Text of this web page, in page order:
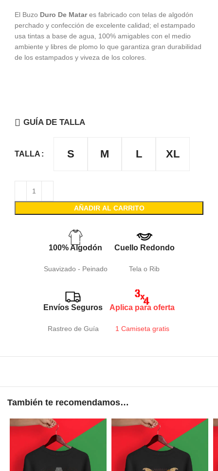
El Buzo Duro De Matares fabricado con telas de algodón
perchado y confección de excelente calidad; el estampado
usa tintas a base de agua, 100% amigables con el medio
ambiente y libres de plomo lo que garantiza gran durabilidad
de los estampados y viveza de los colores.
GUÍA DE TALLA
TALLA S M L XL
AÑADIR AL CARRITO
100% Algodón
Suavizado - Peinado
Cuello Redondo
Tela o Rib
Envíos Seguros
Rastreo de Guía
Aplica para oferta
1 Camiseta gratis
También te recomendamos…